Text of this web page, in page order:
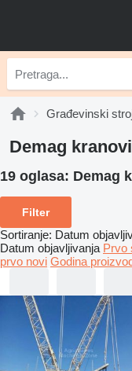
Građevinski
Demag
19 oglasa: Demag
Filter
Sortiranje: Datum
Datum objavljivanja Prvo
prvo novi Godina